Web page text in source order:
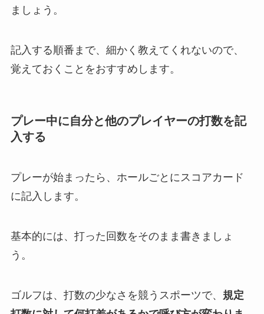
ましょう。
記入する順番まで、細かく教えてくれないので、
覚えておくことをおすすめします。
プレー中に自分と他のプレイヤーの打数を記
入する
プレーが始まったら、ホールごとにスコアカード
に記入します。
基本的には、打った回数をそのまま書きましょ
う。
ゴルフは、打数の少なさを競うスポーツで、 規定